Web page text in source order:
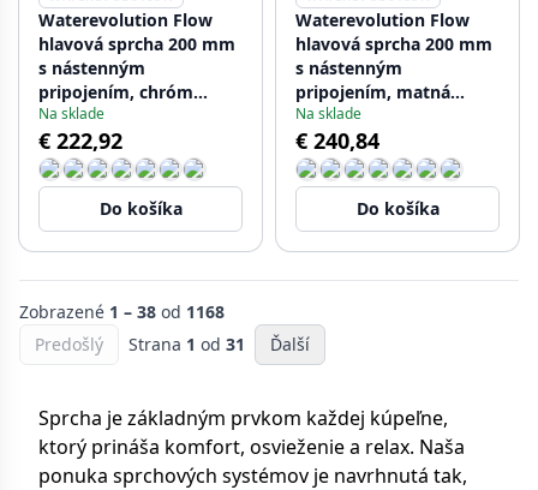
Waterevolution Flow
hlavová sprcha 200 mm
s nástenným
pripojením, chróm
T164101
Na sklade
€ 222,92
Do košíka
Waterevolution Flow
hlavová sprcha 200 mm
s nástenným
pripojením, matná
čierna T1641PR
Na sklade
€ 240,84
Do košíka
Zobrazené 1 – 38 od 1168
Predošlý
Strana 1 od 31 Ďalší
Sprcha je základným prvkom každej kúpeľne,
ktorý prináša komfort, osvieženie a relax. Naša
ponuka sprchových systémov je navrhnutá tak,